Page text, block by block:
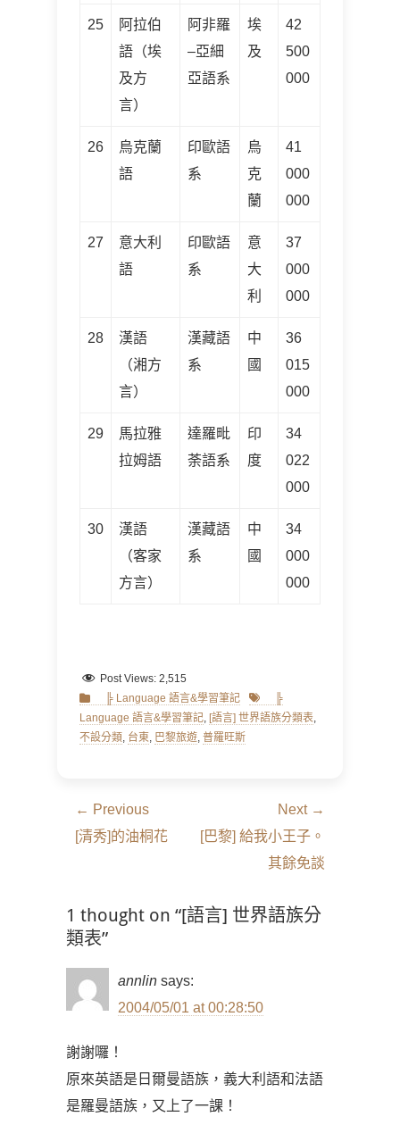
25
阿拉伯
語（埃
及方
言）
阿非羅
–亞細
亞語系
埃
及
42
500
000
26
烏克蘭
語
印歐語
系
烏
克
蘭
41
000
000
27
意大利
語
印歐語
系
意
大
利
37
000
000
28
漢語
（湘方
言）
漢藏語
系
中
國
36
015
000
29
馬拉雅
拉姆語
達羅毗
荼語系
印
度
34
022
000
30
漢語
（客家
方言）
漢藏語
系
中
國
34
000
000
Post Views: 2,515
Categories
╠ Language 語言&學習筆記 Tags ╠
Language 語言&學習筆記, [語言] 世界語族分類表,
不設分類, 台東, 巴黎旅遊, 普羅旺斯
文
章
← Previous
Previous
[清秀]的油桐花
Next →
Next
[巴黎] 給我小王子。
其餘免談
1 thought on “[語言] 世界語族分
類表”
annlin says:
2004/05/01 at 00:28:50
謝謝囉！
原來英語是日爾曼語族，義大利語和法語
是羅曼語族，又上了一課！